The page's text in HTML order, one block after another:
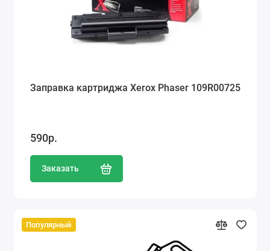
Заправка картриджа Xerox Phaser 109R00725
590р.
Заказать
Популярный